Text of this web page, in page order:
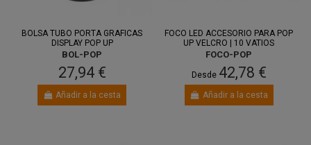
BOLSA TUBO PORTA GRAFICAS
DISPLAY POP UP
BOL-POP
27,94 €
Añadir a la cesta
FOCO LED ACCESORIO PARA POP
UP VELCRO | 10 VATIOS
FOCO-POP
Desde 42,78 €
Añadir a la cesta